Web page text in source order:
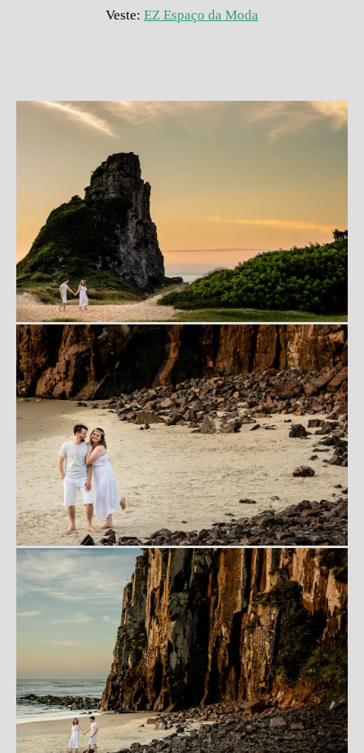
Veste: EZ Espaço da Moda